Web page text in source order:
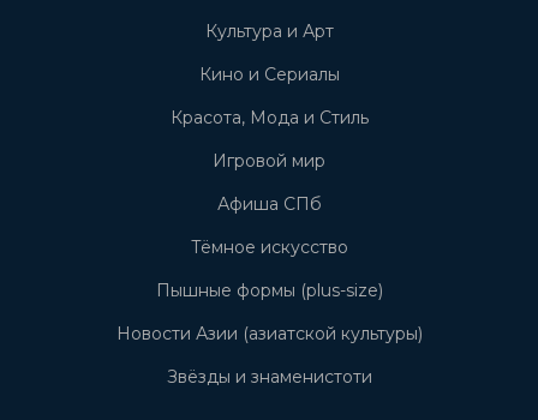
Культура и Арт
Кино и Сериалы
Красота, Мода и Стиль
Игровой мир
Афиша СПб
Тёмное искусство
Пышные формы (plus-size)
Новости Азии (азиатской культуры)
Звёзды и знаменистоти